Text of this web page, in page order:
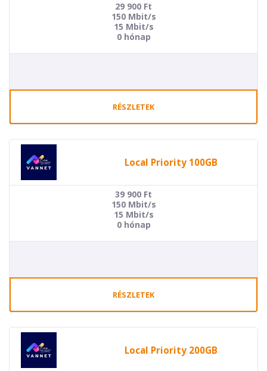
29 900 Ft
150 Mbit/s
15 Mbit/s
0 hónap
RÉSZLETEK
Local Priority 100GB
39 900 Ft
150 Mbit/s
15 Mbit/s
0 hónap
RÉSZLETEK
Local Priority 200GB